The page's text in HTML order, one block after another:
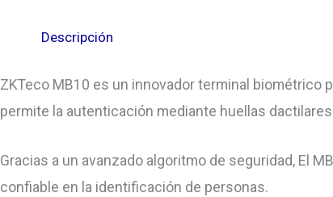
Descripción
ZKTeco MB10 es un innovador terminal biométrico
permite la autenticación mediante huellas
Gracias a un avanzado algoritmo de seguridad, El
confiable en la identificación de personas.